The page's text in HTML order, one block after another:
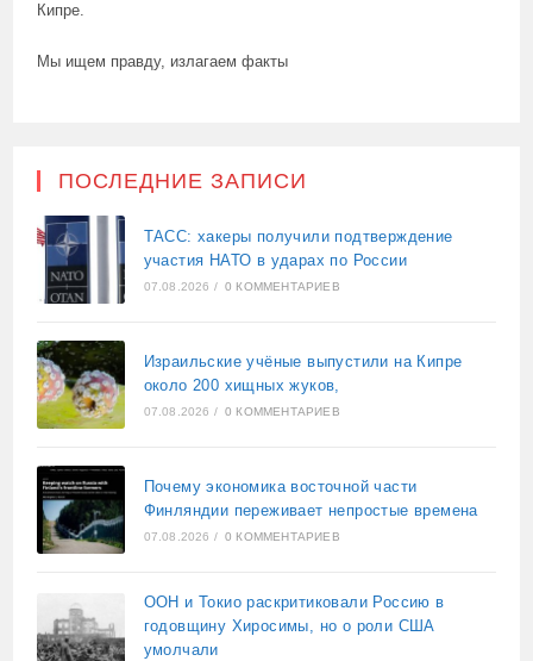
Кипре.
Мы ищем правду, излагаем факты
ПОСЛЕДНИЕ ЗАПИСИ
ТАСС: хакеры получили подтверждение
участия НАТО в ударах по России
07.08.2026 / 0 КОММЕНТАРИЕВ
Израильские учёные выпустили на Кипре
около 200 хищных жуков,
07.08.2026 / 0 КОММЕНТАРИЕВ
Почему экономика восточной части
Финляндии переживает непростые времена
07.08.2026 / 0 КОММЕНТАРИЕВ
ООН и Токио раскритиковали Россию в
годовщину Хиросимы, но о роли США
умолчали